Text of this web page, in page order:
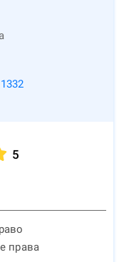
1332
5
права